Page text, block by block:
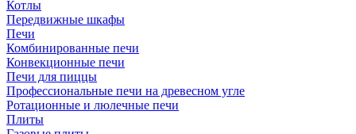
Котлы
Передвижные шкафы
Печи
Комбинированные печи
Конвекционные печи
Печи для пиццы
Профессиональные печи на древесном угле
Ротационные и люлечные печи
Плиты